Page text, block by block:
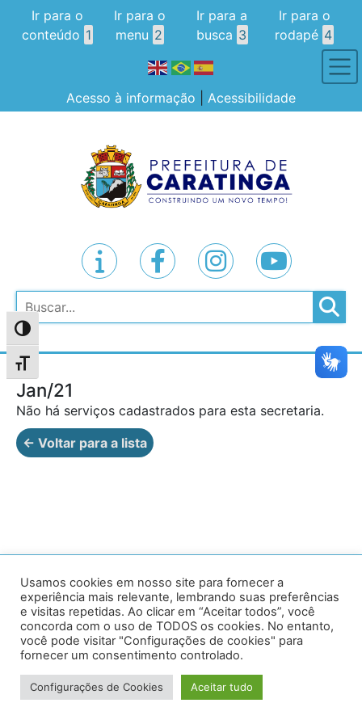
Alternar alto contraste
Alternar tamanho da fonte
Ir para o
conteúdo 1
Ir para o
menu 2
Ir para a
busca 3
Ir para o
rodapé 4
Acesso à informação Acessibilidade
Pesquisar
Jan/21
Não há serviços cadastrados para esta secretaria.
← Voltar para a lista
Av. Prof. Armando Alves da Silva, nº 1950 - Zacarias,
Caratinga - MG - 35302-403 / Tel: (33) 3329 8000
Desenvolvido por VersaTec
Usamos cookies em nosso site para fornecer a
experiência mais relevante, lembrando suas preferências
e visitas repetidas. Ao clicar em “Aceitar todos”, você
concorda com o uso de TODOS os cookies. No entanto,
você pode visitar "Configurações de cookies" para
fornecer um consentimento controlado.
Configurações de Cookies Aceitar tudo